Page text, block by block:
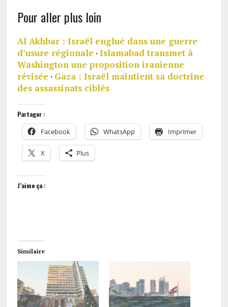
Pour aller plus loin
Al Akhbar : Israël englué dans une guerre
d’usure régionale · Islamabad transmet à
Washington une proposition iranienne
révisée · Gaza : Israël maintient sa doctrine
des assassinats ciblés
Partager :
Facebook WhatsApp Imprimer
X Plus
J’aime ça :
Similaire